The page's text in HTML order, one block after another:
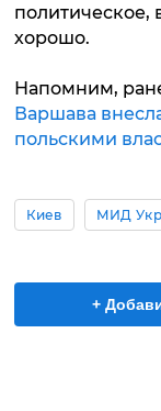
политическое,
хорошо.
Напомним,
Варшава
польскими
Киев МИД
+